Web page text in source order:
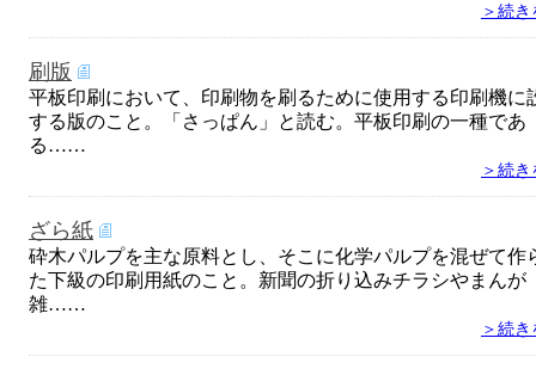
＞続
刷版
平板印刷において、印刷物を刷るために使用する印刷機に
する版のこと。「さっぱん」と読む。平板印刷の一種であ
る……
＞続
ざら紙
砕木パルプを主な原料とし、そこに化学パルプを混ぜて作
た下級の印刷用紙のこと。新聞の折り込みチラシやまんが
雑……
＞続